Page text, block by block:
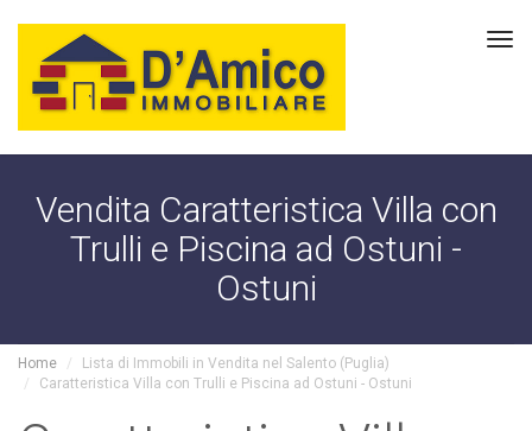
Vendita Caratteristica Villa con
Trulli e Piscina ad Ostuni -
Ostuni
Home
Lista di Immobili in Vendita nel Salento (Puglia)
Caratteristica Villa con Trulli e Piscina ad Ostuni - Ostuni